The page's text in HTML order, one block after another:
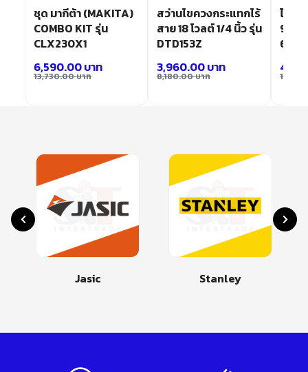
ชุด มากีต้า (MAKITA)
COMBO KIT รุ่น
CLX230X1
13,730.00บาท
6,590.00บาท
สว่านไขควงกระแทกไร้
สาย 18 โวลต์ 1/4 นิ้ว รุ่น
DTD153Z
8,180.00บาท
3,960.00บาท
ไขคว
9.6 โ
Jasic Stanley